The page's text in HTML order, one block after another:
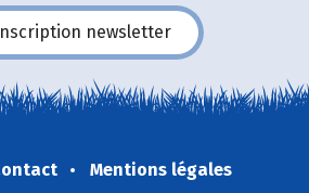
newsletter
Mentions légales